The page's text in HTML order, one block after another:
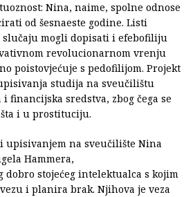
Nina, naime, spolne odnose
od šesnaeste godine. Listi
mogli dopisati i efebofiliju
revolucionarnom vrenju
poistovjećuje s pedofilijom. Projekt
studija na sveučilištu
financijska sredstva, zbog čega se
i u prostituciju.
upisivanjem na sveučilište Nina
Hammera,
dobro stojećeg intelektualca s kojim
i planira brak. Njihova je veza